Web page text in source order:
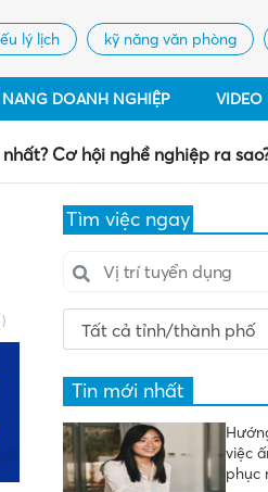
lý lịch kỹ năng văn phòng
DOANH NGHIỆP VIDEO
Cơ hội nghề nghiệp ra
)
Tìm việc ngay
Tin mới nhất
việc
phục